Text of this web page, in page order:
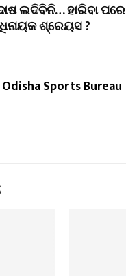
ଲଦିବିନି… ହାରିବା ପରେ
ଶ୍ରେୟସ ?
Odisha Sports Bureau